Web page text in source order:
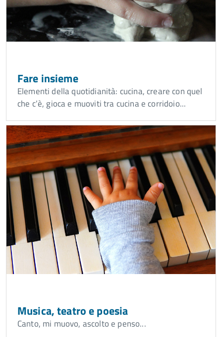
Fare insieme
Elementi della quotidianità: cucina, creare con quel
che c’è, gioca e muoviti tra cucina e corridoio...
Musica, teatro e poesia
Canto, mi muovo, ascolto e penso...